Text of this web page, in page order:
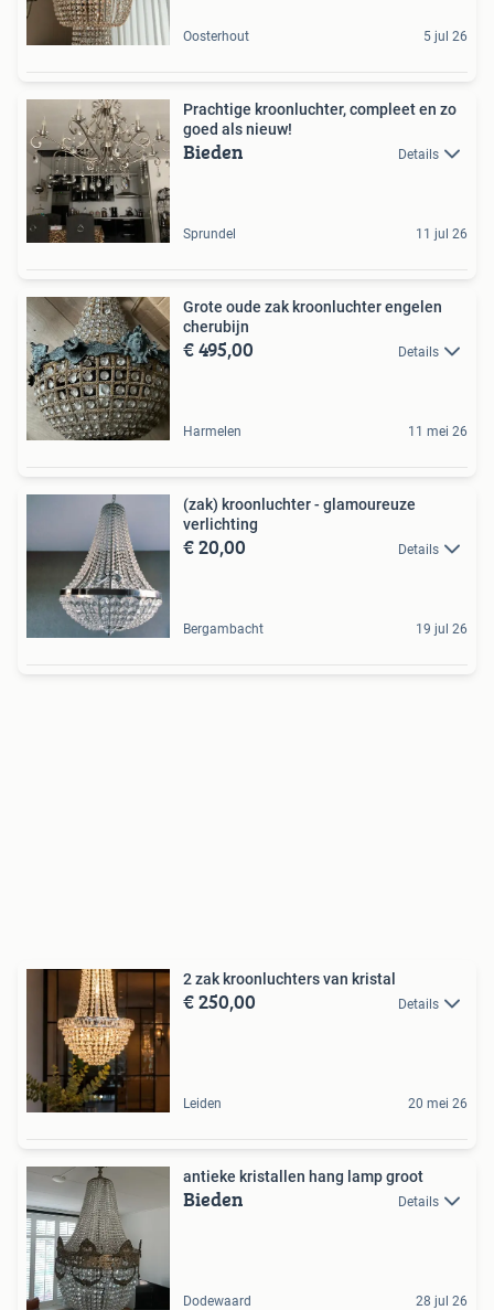
Oosterhout 5 jul 26
Prachtige kroonluchter, compleet en zo
goed als nieuw!
Bieden Details
Sprundel 11 jul 26
Grote oude zak kroonluchter engelen
cherubijn
€ 495,00 Details
Harmelen 11 mei 26
(zak) kroonluchter - glamoureuze
verlichting
€ 20,00 Details
Bergambacht 19 jul 26
2 zak kroonluchters van kristal
€ 250,00 Details
Leiden 20 mei 26
antieke kristallen hang lamp groot
Bieden Details
Dodewaard 28 jul 26